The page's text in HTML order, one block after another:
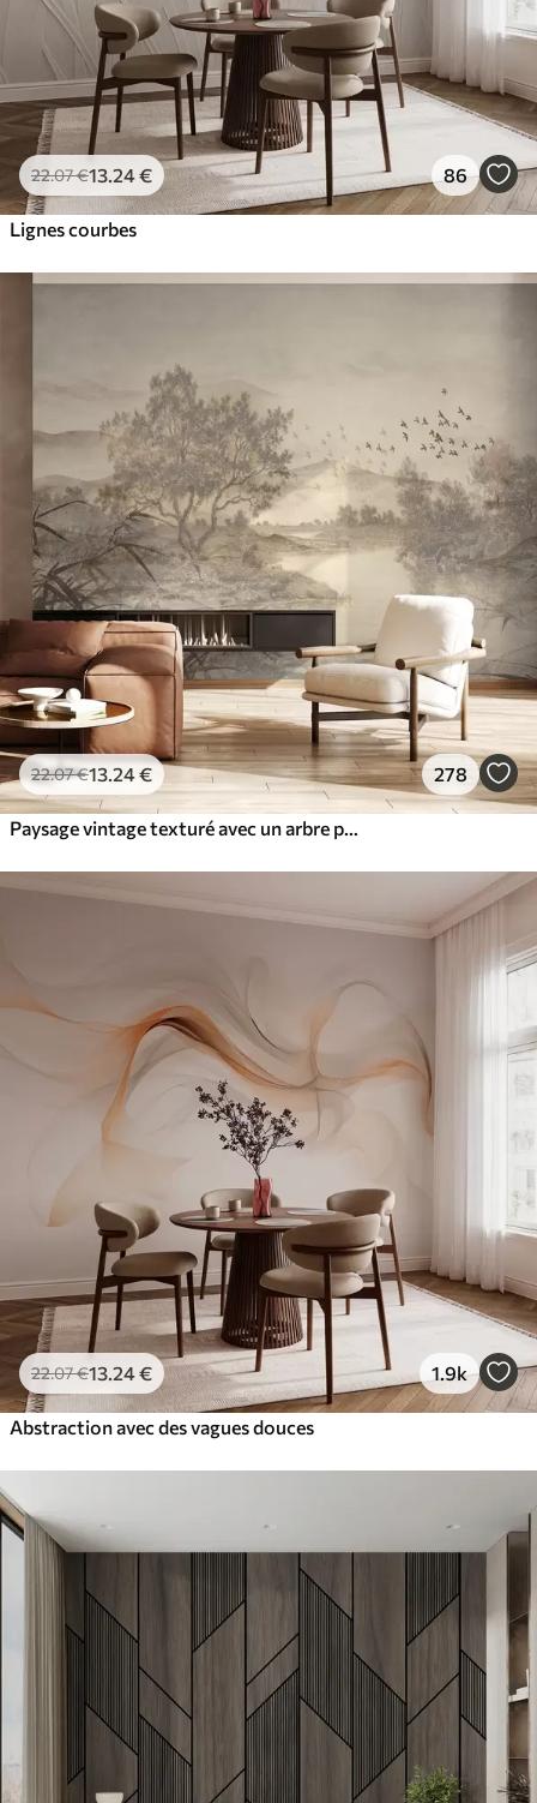
22.07€13 .24€ 86
Lignes courbes
22.07€13 .24€ 278
22.07€13 .24€ 1.9k
Abstraction avec des vagues douces